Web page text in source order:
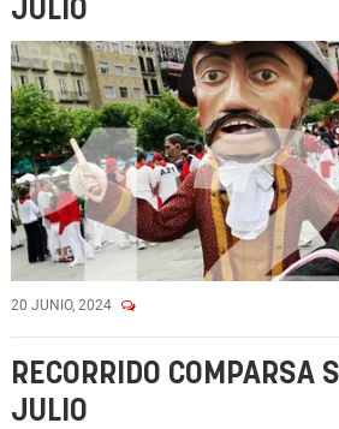
JULIO
20 JUNIO, 2024
RECORRIDO COMPARSA
JULIO